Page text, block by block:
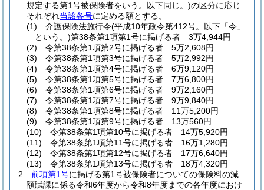
規定する第1号被保険者をいう。以下同じ。)の区分に応じ
それぞれ当該各号に定める額とする。
(1)
介護保険法施行令(平成10年政令第412号。以下「令」
という。)第38条第1項第1号に掲げる者 3万4,944円
(2)
令第38条第1項第2号に掲げる者 5万2,608円
(3)
令第38条第1項第3号に掲げる者 5万2,992円
(4)
令第38条第1項第4号に掲げる者 6万9,120円
(5)
令第38条第1項第5号に掲げる者 7万6,800円
(6)
令第38条第1項第6号に掲げる者 9万2,160円
(7)
令第38条第1項第7号に掲げる者 9万9,840円
(8)
令第38条第1項第8号に掲げる者 11万5,200円
(9)
令第38条第1項第9号に掲げる者 13万560円
(10)
令第38条第1項第10号に掲げる者 14万5,920円
(11)
令第38条第1項第11号に掲げる者 16万1,280円
(12)
令第38条第1項第12号に掲げる者 17万6,640円
(13)
令第38条第1項第13号に掲げる者 18万4,320円
2
前項第1号に掲げる第1号被保険者についての保険料の減
額賦課に係る令和6年度から令和8年度までの各年度におけ